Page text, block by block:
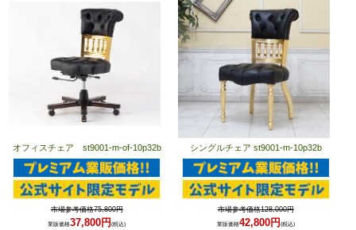
オフィスチェア st9001-m-of-10p32b
市場参考価格75,800円
業販価格37,800円(税込)
シングルチェア st9001-m-10p32b
市場参考価格128,000円
業販価格42,800円 (税込)